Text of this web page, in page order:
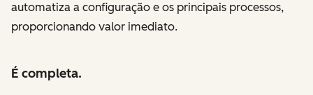
automatiza a configuração e os principais processos,
proporcionando valor imediato.
É completa.